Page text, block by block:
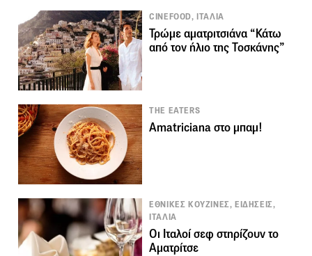
CINEFOOD, ΙΤΑΛΙΑ
Τρώμε αματριτσιάνα “Κάτω
από τον ήλιο της Τοσκάνης”
THE EATERS
Αmatriciana στο μπαμ!
ΕΘΝΙΚΕΣ ΚΟΥΖΙΝΕΣ, ΕΙΔΗΣΕΙΣ,
ΙΤΑΛΙΑ
Οι Ιταλοί σεφ στηρίζουν το
Αματρίτσε